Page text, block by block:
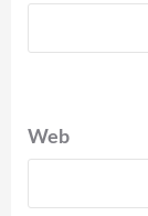
Web